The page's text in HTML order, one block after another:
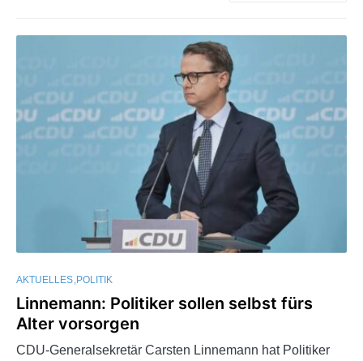
AKTUELLES POLITIK
Linnemann: Politiker sollen selbst fürs
Alter vorsorgen
CDU-Generalsekretär Carsten Linnemann hat Politiker